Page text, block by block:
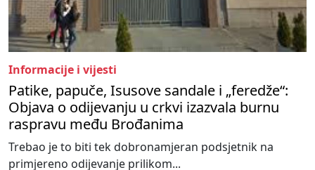
Informacije i vijesti
Patike, papuče, Isusove sandale i „feredže“:
Objava o odijevanju u crkvi izazvala burnu
raspravu među Brođanima
Trebao je to biti tek dobronamjeran podsjetnik na
primjereno odijevanje prilikom...